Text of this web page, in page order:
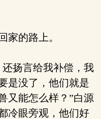
的路上。
扬言给我补偿，我
是没了，他们就是
又能怎么样？”白源
冷眼旁观，他们好